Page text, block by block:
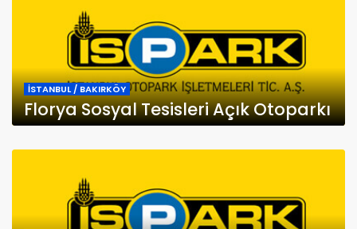
İSTANBUL / BAKIRKÖY
Florya Sosyal Tesisleri Açık Otoparkı